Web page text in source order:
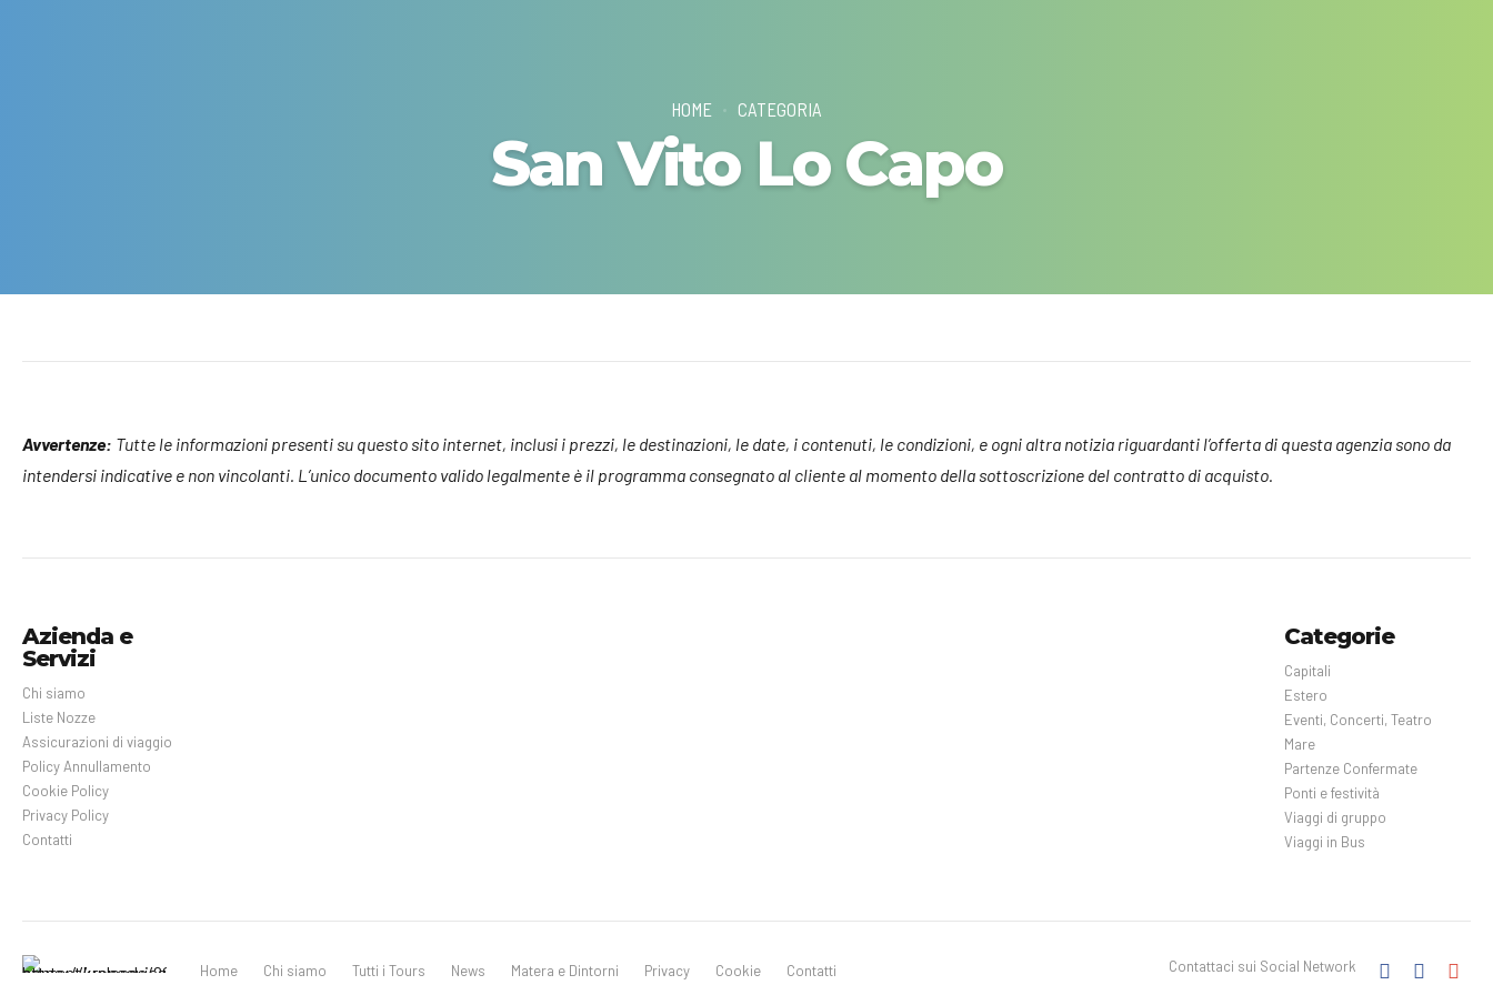
HOME CATEGORIA
San Vito Lo Capo
Avvertenze: Tutte le informazioni presenti su questo sito internet, inclusi i prezzi, le destinazioni, le date, i contenuti, le condizioni, e ogni altra notizia riguardanti l’offerta di questa agenzia sono da
intendersi indicative e non vincolanti. L’unico documento valido legalmente è il programma consegnato al cliente al momento della sottoscrizione del contratto di acquisto.
Azienda e
Servizi
Chi siamo
Liste Nozze
Assicurazioni di viaggio
Policy Annullamento
Cookie Policy
Privacy Policy
Contatti
Categorie
Capitali
Estero
Eventi, Concerti, Teatro
Mare
Partenze Confermate
Ponti e festività
Viaggi di gruppo
Viaggi in Bus
Home Chi siamo Tutti i Tours News Matera e Dintorni Privacy Cookie Contatti Contattaci sui Social Network